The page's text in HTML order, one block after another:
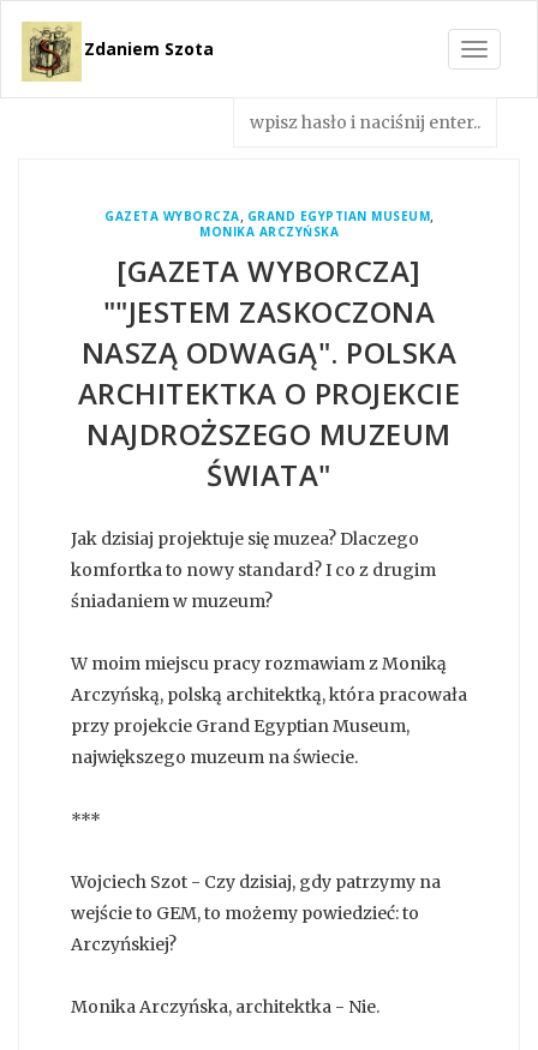
Toggle
Zdaniem Szota
GAZETA WYBORCZA, GRAND EGYPTIAN MUSEUM,
MONIKA ARCZYŃSKA
[GAZETA WYBORCZA]
""JESTEM ZASKOCZONA
NASZĄ ODWAGĄ". POLSKA
ARCHITEKTKA O PROJEKCIE
NAJDROŻSZEGO MUZEUM
ŚWIATA"
Jak dzisiaj projektuje się muzea? Dlaczego
komfortka to nowy standard? I co z drugim
śniadaniem w muzeum?
W moim miejscu pracy rozmawiam z Moniką
Arczyńską, polską architektką, która pracowała
przy projekcie Grand Egyptian Museum,
największego muzeum na świecie.
***
Wojciech Szot - Czy dzisiaj, gdy patrzymy na
wejście to GEM, to możemy powiedzieć: to
Arczyńskiej?
Monika Arczyńska, architektka - Nie.